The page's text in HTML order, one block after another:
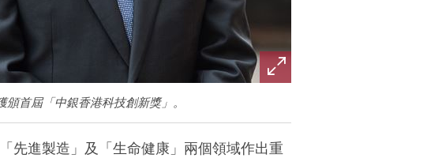
首屆「中銀香港科技創新獎」。
先進製造」及「生命健康」兩個領域作出重